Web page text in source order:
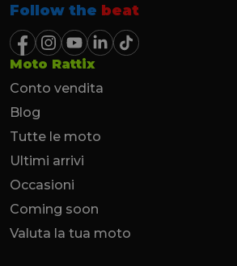
Follow the beat
Moto Rattix
Conto vendita
Blog
Tutte le moto
Ultimi arrivi
Occasioni
Coming soon
Valuta la tua moto